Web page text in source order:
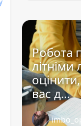
Робота
вас д...